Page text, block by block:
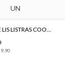
UN
LENÇO LE LIS LISTRAS COORD II FEMININO
90